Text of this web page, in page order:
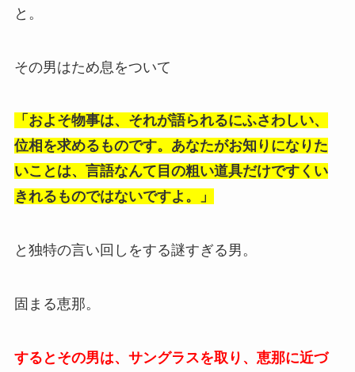
と。
その男はため息をついて
「およそ物事は、それが語られるにふさわしい、
位相を求めるものです。あなたがお知りになりた
いことは、言語なんて目の粗い道具だけですくい
きれるものではないですよ。」
と独特の言い回しをする謎すぎる男。
固まる恵那。
するとその男は、サングラスを取り、恵那に近づ